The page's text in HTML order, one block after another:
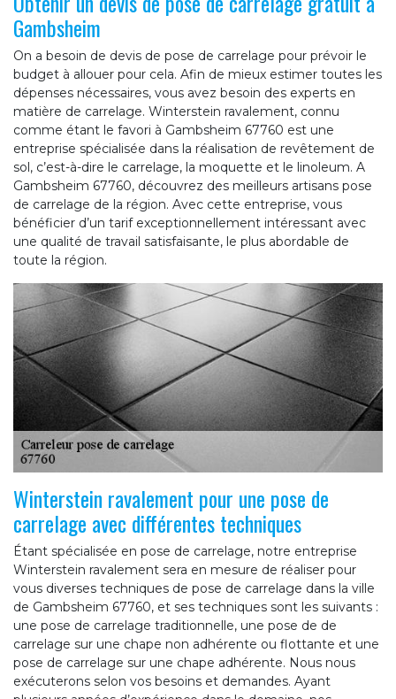
Gambsheim
On a besoin de devis de pose de carrelage pour prévoir le
budget à allouer pour cela. Afin de mieux estimer toutes les
dépenses nécessaires, vous avez besoin des experts en
matière de carrelage. Winterstein ravalement, connu
comme étant le favori à Gambsheim 67760 est une
entreprise spécialisée dans la réalisation de revêtement de
sol, c’est-à-dire le carrelage, la moquette et le linoleum. A
Gambsheim 67760, découvrez des meilleurs artisans pose
de carrelage de la région. Avec cette entreprise, vous
bénéficier d’un tarif exceptionnellement intéressant avec
une qualité de travail satisfaisante, le plus abordable de
toute la région.
Winterstein ravalement pour une pose de
carrelage avec différentes techniques
Étant spécialisée en pose de carrelage, notre entreprise
Winterstein ravalement sera en mesure de réaliser pour
vous diverses techniques de pose de carrelage dans la ville
de Gambsheim 67760, et ses techniques sont les suivants :
une pose de carrelage traditionnelle, une pose de de
carrelage sur une chape non adhérente ou flottante et une
pose de carrelage sur une chape adhérente. Nous nous
exécuterons selon vos besoins et demandes. Ayant